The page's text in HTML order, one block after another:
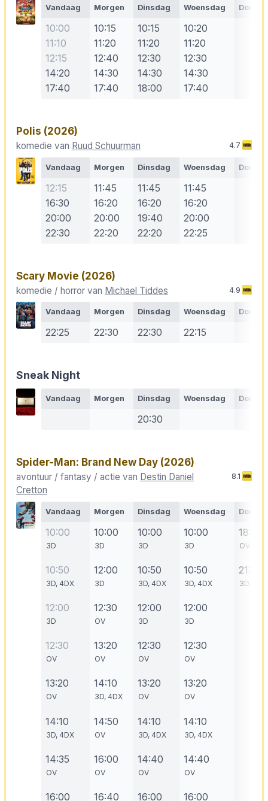
Vandaag Morgen Dinsdag Woensdag
10:00
11:10
12:15
14:20
17:40
10:15
11:20
12:40
14:30
17:40
10:15
11:20
12:30
14:30
18:00
10:20
11:20
12:30
14:30
17:40
Polis (2026)
komedie van Ruud Schuurman 4.7
Vandaag Morgen Dinsdag Woensdag
12:15
16:30
20:00
22:30
11:45
16:20
20:00
22:20
11:45
16:20
19:40
22:20
11:45
16:20
20:00
22:25
Scary Movie (2026)
komedie / horror van Michael Tiddes 4.9
Vandaag Morgen Dinsdag Woensdag
22:25 22:30 22:30 22:15
Sneak Night
Vandaag Morgen Dinsdag Woensdag
20:30
Spider-Man: Brand New Day (2026)
avontuur / fantasy / actie van Destin Daniel
Cretton
8.1
Vandaag Morgen Dinsdag Woensdag
10:00
3D
10:50
3D, 4DX
12:00
3D
12:30
OV
13:20
OV
14:10
3D, 4DX
14:35
OV
16:00
10:00
3D
12:00
3D
12:30
OV
13:20
OV
14:10
3D, 4DX
14:50
OV
16:00
OV
16:40
10:00
3D
10:50
3D, 4DX
12:00
3D
12:30
OV
13:20
OV
14:10
3D, 4DX
14:40
OV
16:00
10:00
3D
10:50
3D, 4DX
12:00
3D
12:30
OV
13:20
OV
14:10
3D, 4DX
14:40
OV
16:00
18:00
OV
21:20
3D, 4DX